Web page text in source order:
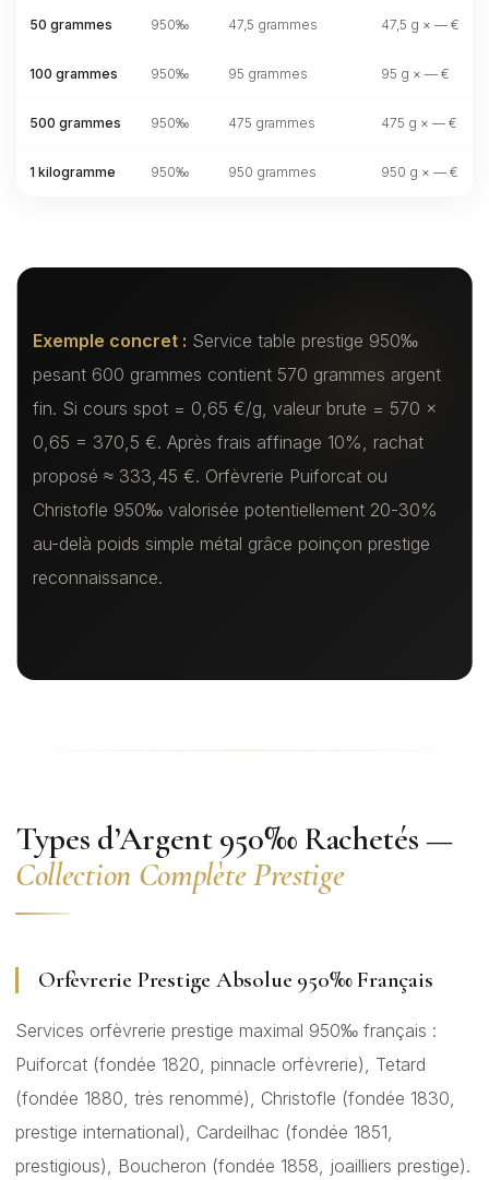
50 grammes 950‰ 47,5 grammes 47,5 g × — €
100 grammes 950‰ 95 grammes 95 g × — €
500 grammes 950‰ 475 grammes 475 g × — €
1 kilogramme 950‰ 950 grammes 950 g × — €
Exemple concret : Service table prestige 950‰
pesant 600 grammes contient 570 grammes argent
fin. Si cours spot = 0,65 €/g, valeur brute = 570 ×
0,65 = 370,5 €. Après frais affinage 10%, rachat
proposé ≈ 333,45 €. Orfèvrerie Puiforcat ou
Christofle 950‰ valorisée potentiellement 20-30%
au-delà poids simple métal grâce poinçon prestige
reconnaissance.
Types d’Argent 950‰ Rachetés —
Collection Complète Prestige
Orfèvrerie Prestige Absolue 950‰ Français
Services orfèvrerie prestige maximal 950‰ français :
Puiforcat (fondée 1820, pinnacle orfèvrerie), Tetard
(fondée 1880, très renommé), Christofle (fondée 1830,
prestige international), Cardeilhac (fondée 1851,
prestigious), Boucheron (fondée 1858, joailliers prestige).